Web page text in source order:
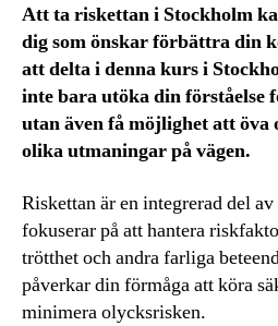
Att ta riskettan i Stockholm
dig som önskar förbättra din
att delta i denna kurs i
inte bara utöka din förståelse
utan även få möjlighet att
olika utmaningar på vägen.
Riskettan är en integrerad del
fokuserar på att hantera
trötthet och andra farliga
påverkar din förmåga att köra
minimera olycksrisken.